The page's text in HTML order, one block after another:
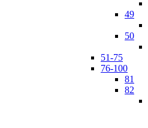
49
50
51-75
76-100
81
82